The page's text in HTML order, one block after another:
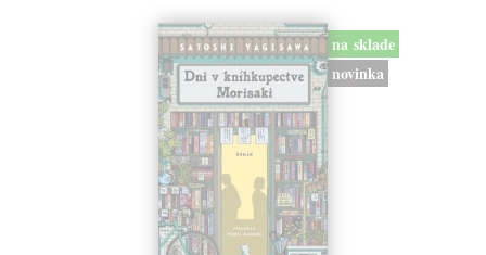
na sklade
novinka